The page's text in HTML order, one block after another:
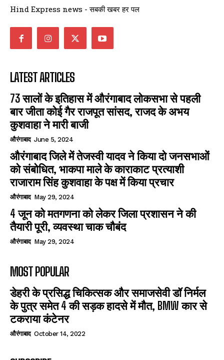
Hind Express news - सबकी खबर हर पल
LATEST ARTICLES
73 सालों के इतिहास में औरंगाबाद लोकसभा से पहली
बार जीता कोई गैर राजपूत सांसद, राजद के अभय
कुशवाहा ने मारी बाजी
औरंगाबाद June 5, 2024
औरंगाबाद जिले में तेजस्वी यादव ने किया दो जनसभाओं
को संबोधित, भाकपा माले के काराकाट प्रत्याशी
राजाराम सिंह कुशवाहा के पक्ष में किया प्रचार
औरंगाबाद May 29, 2024
4 जून को मतगणना को लेकर जिला प्रशासन ने की
तैयारी पूरी, व्यवस्था चाक चौबंद
औरंगाबाद May 29, 2024
MOST POPULAR
डेहरी के प्रसिद्ध चिकित्सक और समाजसेवी डॉ निर्मल
के पुत्र समेत 4 की सड़क हादसे में मौत, BMW कार से
टकराया कंटेनर
औरंगाबाद October 14, 2022